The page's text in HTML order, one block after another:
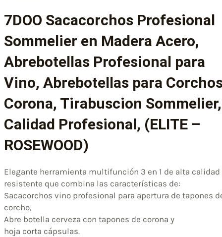
7DOO Sacacorchos Profesional
Sommelier en Madera Acero,
Abrebotellas Profesional para
Vino, Abrebotellas para
Corona, Tirabuscion Sommelier,
Calidad Profesional, (ELITE –
ROSEWOOD)
Elegante herramienta multifunción 3 en 1 de alta calidad
resistente que combina las características de:
Sacacorchos vino profesional para apertura de tapones
corcho,
Abre botella cerveza con tapones de corona y
hoja corta cápsulas.